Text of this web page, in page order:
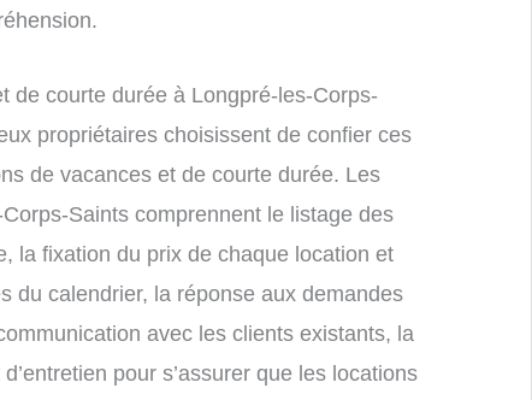
de courte durée à Longpré-les-Corps-
propriétaires choisissent de confier ces
de vacances et de courte durée. Les
Saints comprennent le listage des
la fixation du prix de chaque location et
du calendrier, la réponse aux demandes
avec les clients existants, la
pour s’assurer que les locations